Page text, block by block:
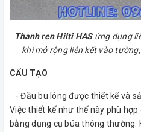
Thanh ren Hilti HAS ứng dụng
khi mở rộng liên kết vào
CẤU TẠO
- Đầu bu lông được thiết kế và
Việc thiết kế như thế này phù
bằng dụng cụ búa thông thường.